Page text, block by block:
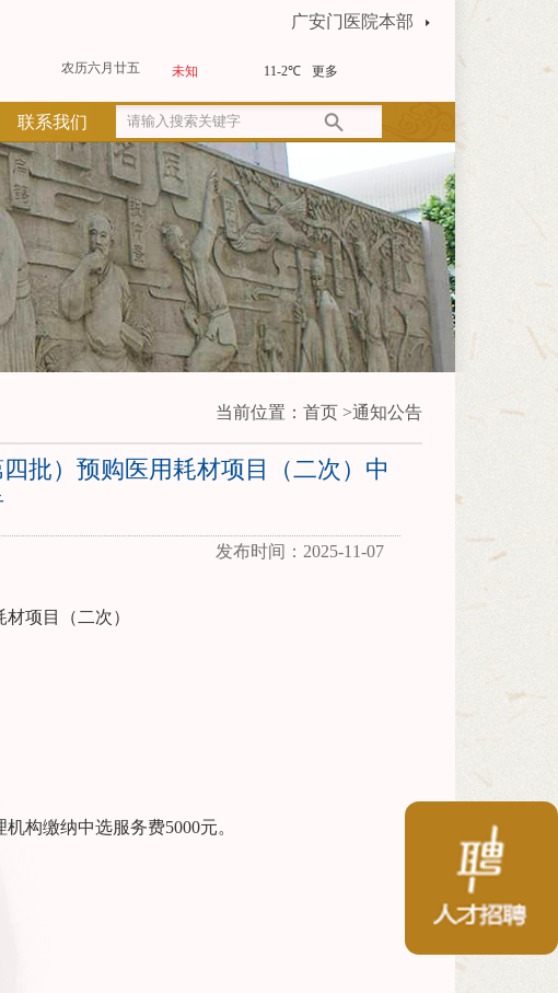
广安门医院本部
农历六月廿五
联系我们
当前位置： 首页>通知公告
批）预购医用耗材项目（二次）中
发布时间：2025-11-07
项目（二次）
机构缴纳中选服务费5000元。